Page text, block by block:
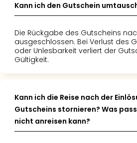
Kann ich den Gutschein
Die Rückgabe des Gutscheins
ausgeschlossen. Bei Verlust des
oder Unlesbarkeit verliert der
Gültigkeit.
Kann ich die Reise nach der
Gutscheins stornieren? Was
nicht anreisen kann?